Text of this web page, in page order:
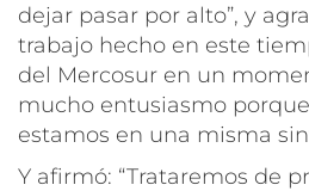
dejar pasar por alto”, y
trabajo hecho en este
del Mercosur en un
mucho entusiasmo
estamos en una misma
Y afirmó: “Trataremos de